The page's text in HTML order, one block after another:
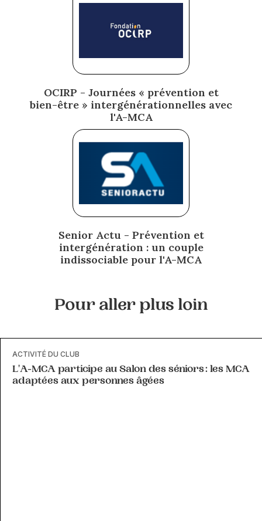
OCIRP - Journées « prévention et
bien-être » intergénérationnelles avec
l'A-MCA
Senior Actu - Prévention et
intergénération : un couple
indissociable pour l'A-MCA
Pour aller plus loin
ACTIVITÉ DU CLUB
L'A-MCA participe au Salon des séniors : les MCA
adaptées aux personnes âgées